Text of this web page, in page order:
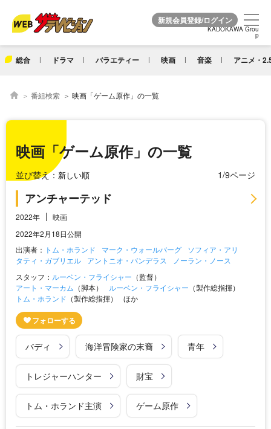
KADOKAWA Grou
p
総合 ドラマ バラエティー 映画 音楽 アニメ・
KADOKAWA Grou
p
番組検索 映画「ゲーム原作」の一覧
映画「ゲーム原作」の一覧
並び替え： 1/9ページ
アンチャーテッド
2022年
映画
2022年2月18日公開
出演者： トム・ホランド マーク・ウォールバーグ
ソフィア・アリ
タティ・ガブリエル
アントニオ・バンデラス
ノーラン・ノース
スタッフ： ルーベン・フライシャー （監督）
アート・マーカム （脚本） ルーベン・フライシャー （製作総指揮）
トム・ホランド （製作総指揮） ほか
バディ 海洋冒険家の末裔 青年
トレジャーハンター 財宝
トム・ホランド主演 ゲーム原作